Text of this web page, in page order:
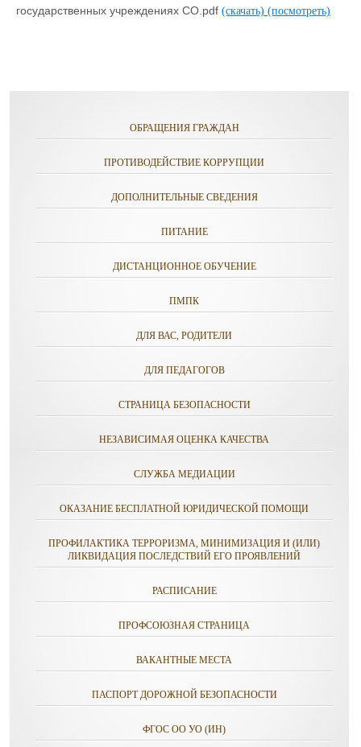
государственных учреждениях СО.pdf (скачать) (посмотреть)
ОБРАЩЕНИЯ ГРАЖДАН
ПРОТИВОДЕЙСТВИЕ КОРРУПЦИИ
ДОПОЛНИТЕЛЬНЫЕ СВЕДЕНИЯ
ПИТАНИЕ
ДИСТАНЦИОННОЕ ОБУЧЕНИЕ
ПМПК
ДЛЯ ВАС, РОДИТЕЛИ
ДЛЯ ПЕДАГОГОВ
СТРАНИЦА БЕЗОПАСНОСТИ
НЕЗАВИСИМАЯ ОЦЕНКА КАЧЕСТВА
СЛУЖБА МЕДИАЦИИ
ОКАЗАНИЕ БЕСПЛАТНОЙ ЮРИДИЧЕСКОЙ ПОМОЩИ
ПРОФИЛАКТИКА ТЕРРОРИЗМА, МИНИМИЗАЦИЯ И (ИЛИ)
ЛИКВИДАЦИЯ ПОСЛЕДСТВИЙ ЕГО ПРОЯВЛЕНИЙ
РАСПИСАНИЕ
ПРОФСОЮЗНАЯ СТРАНИЦА
ВАКАНТНЫЕ МЕСТА
ПАСПОРТ ДОРОЖНОЙ БЕЗОПАСНОСТИ
ФГОС ОО УО (ИН)